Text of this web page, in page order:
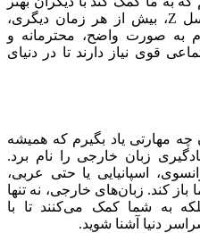
ارتباط برقرار کنیم؟ نوجوانان نسل Z، بیش از هر زمان دیگری،
به صورت واضح، محترمانه و
قوی نیاز دارند تا در دنیای
مهارتی یاد بگیرم که همیشه
زبان خارجی را نام برد.
اسپانیایی یا حتی عربی،
کند. زبان‌های خارجی، نه تنها
به شما کمک می‌کنند تا با
دنیا آشنا شوید.